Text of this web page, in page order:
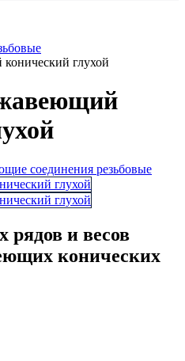
глухой
соединения резьбовые
рядов и весов
конических